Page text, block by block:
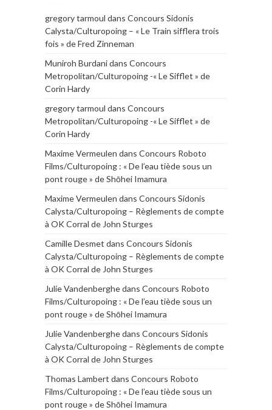
gregory tarmoul dans Concours Sidonis
Calysta/Culturopoing – « Le Train sifflera trois
fois » de Fred Zinneman
Muniroh Burdanidans Concours
Metropolitan/Culturopoing -« Le Sifflet » de
Corin Hardy
gregory tarmoul dans Concours
Metropolitan/Culturopoing -« Le Sifflet » de
Corin Hardy
Maxime Vermeulen dans Concours Roboto
Films/Culturopoing : « De l’eau tiède sous un
pont rouge » de Shōhei Imamura
Maxime Vermeulen dans Concours Sidonis
Calysta/Culturopoing – Règlements de compte
à OK Corral de John Sturges
Camille Desmet dans Concours Sidonis
Calysta/Culturopoing – Règlements de compte
à OK Corral de John Sturges
Julie Vandenberghedans Concours Roboto
Films/Culturopoing : « De l’eau tiède sous un
pont rouge » de Shōhei Imamura
Julie Vandenberghedans Concours Sidonis
Calysta/Culturopoing – Règlements de compte
à OK Corral de John Sturges
Thomas Lambert dans Concours Roboto
Films/Culturopoing : « De l’eau tiède sous un
pont rouge » de Shōhei Imamura